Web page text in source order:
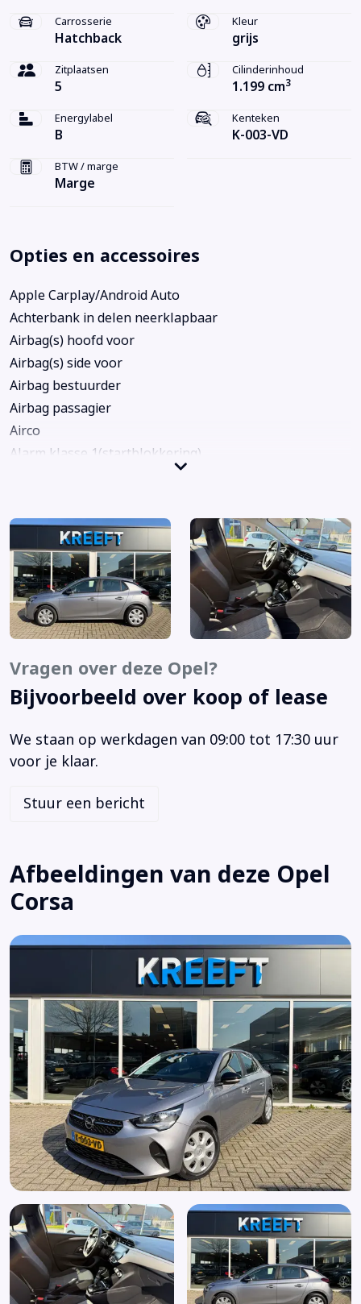
Carrosserie
Hatchback
Kleur
grijs
Zitplaatsen
5
Cilinderinhoud
1.199 cm3
Energylabel
B
Kenteken
K-003-VD
BTW / marge
Marge
Opties en accessoires
Apple Carplay/Android Auto
Achterbank in delen neerklapbaar
Airbag(s) hoofd voor
Airbag(s) side voor
Airbag bestuurder
Airbag passagier
Airco
Alarm klasse 1(startblokkering)
Bandenspanningscontrolesysteem
Bestuurdersstoel in hoogte verstelbaar
Binnenspiegel automatisch dimmend
Bluetooth
Bots waarschuwing systeem
Buitenspiegels elektrisch verstelbaar
Centrale vergrendeling met afstandsbediening
Cruise control
Elektrische ramen voor
Elektronisch Stabiliteits Programma
LED-lichtpakket
Radio
Regensensor
Stuurbekrachtiging snelheidsafhankelijk
Verkeersbord detectie
Vermoeidheids herkenning
Vragen over deze Opel?
Bijvoorbeeld over koop of lease
We staan op werkdagen van 09:00 tot 17:30 uur
voor je klaar.
Stuur een bericht
Afbeeldingen van deze Opel
Corsa